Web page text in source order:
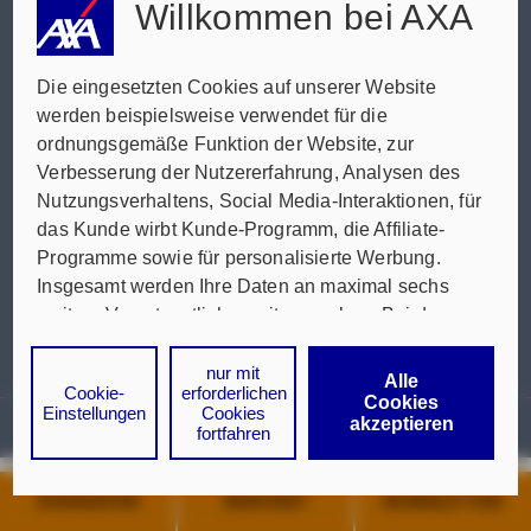
Willkommen bei AXA
Die eingesetzten Cookies auf unserer Website
werden beispielsweise verwendet für die
ordnungsgemäße Funktion der Website, zur
Verbesserung der Nutzererfahrung, Analysen des
Nutzungsverhaltens, Social Media-Interaktionen, für
das Kunde wirbt Kunde-Programm, die Affiliate-
Programme sowie für personalisierte Werbung.
Insgesamt werden Ihre Daten an maximal sechs
weitere Verantwortliche weitergegeben. Bei dem
Einsatz der Dienste für Social Media-Interaktionen
und personalisierte Werbung werden regelmäßig
durch den jeweiligen Anbieter individuelle Profile
angelegt und mit Daten von anderen Webseiten zu
umfassenden Nutzungsprofilen von Ihnen
unserenDatenschutzhinweisen
Alle
Cookies
akzeptieren
nur mit
erforderlichen
Cookies
fortfahren
Cookie-
Einstellungen
PRIVATKUNDE
FIRMEN- &
FT
ER DIENST
NAVIGATOR KONTAKT NEWSLETTER
WEITERBILDUNG
RECHTLICHE INFORMATIONEN
Impressum
Hinweise zur Nutzung der Website
Datenschutz & Cookies
© AXA Konzern AG, Köln. Alle Rechte vorbehalten.